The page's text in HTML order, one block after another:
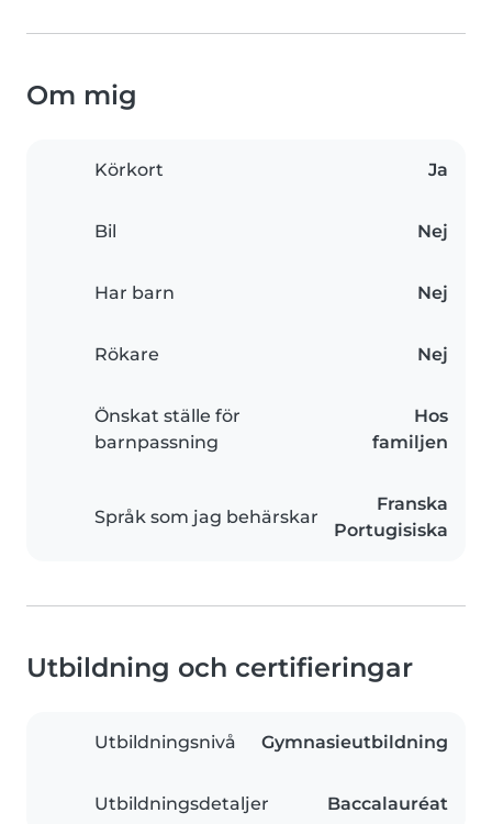
Om mig
Körkort Ja
Bil Nej
Har barn Nej
Rökare Nej
Önskat ställe för
barnpassning
Hos
familjen
Språk som jag behärskar
Franska
Portugisiska
Utbildning och certifieringar
Utbildningsnivå Gymnasieutbildning
Utbildningsdetaljer Baccalauréat